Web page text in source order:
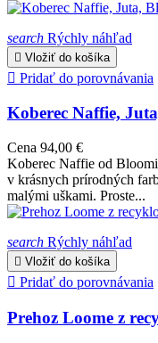
search Rýchly náhľad
 Vložiť do košíka
 Pridať do porovnávania
Koberec Naffie,
Cena 94,00 €
Koberec Naffie od
v krásnych prírodných
malými uškami. Proste...
search Rýchly náhľad
 Vložiť do košíka
 Pridať do porovnávania
Prehoz Loome z